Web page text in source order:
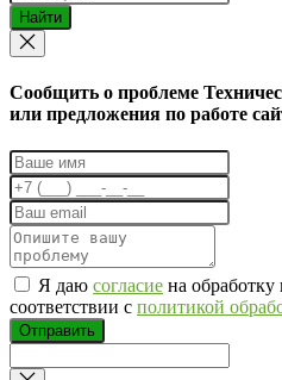
Найти
Cообщить о проблеме
или предложения по работе
Я даю согласие на
соответствии с политикой
Отправить